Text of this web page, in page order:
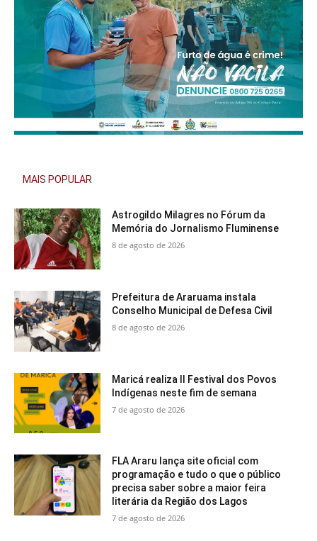
MAIS POPULAR
Astrogildo Milagres no Fórum da
Memória do Jornalismo Fluminense
8 de agosto de 2026
Prefeitura de Araruama instala
Conselho Municipal de Defesa Civil
8 de agosto de 2026
Maricá realiza II Festival dos Povos
Indígenas neste fim de semana
7 de agosto de 2026
FLA Araru lança site oficial com
programação e tudo o que o público
precisa saber sobre a maior feira
literária da Região dos Lagos
7 de agosto de 2026